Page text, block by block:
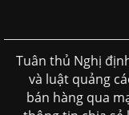
Tuân thủ Nghị
và luật quảng
bán hàng qua